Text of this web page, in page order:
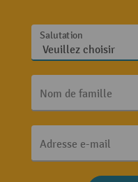
Salutation
Nom de famille
Adresse e-mail